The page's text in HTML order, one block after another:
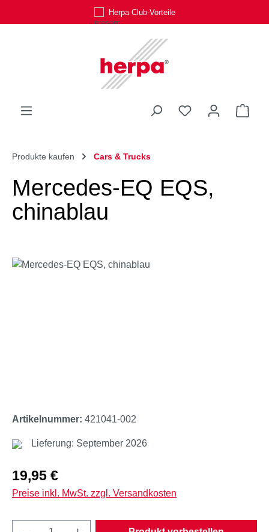
Zum Hauptinhalt springenHerpa Club-Vorteile
Du hast 0
Produkte kaufen Cars & Trucks
Mercedes-EQ EQS,
chinablau
Bildergalerie überspringen
Artikelnummer: 421041-002
Lieferung: September 2026
Regulärer Preis:
19,95 €
Preise inkl. MwSt. zzgl. Versandkosten
Produkt Anzahl: Gib den gewünschten